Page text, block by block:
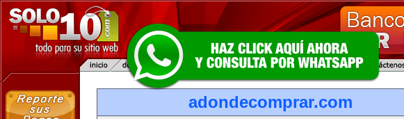
adondecomprar.com